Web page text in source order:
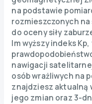
na podstawie
rozmieszczonych
do oceny siły
Im wyższy indeks
nawigacji
osób wrażliwych na
znajdziesz aktualną
jego zmian oraz 3-